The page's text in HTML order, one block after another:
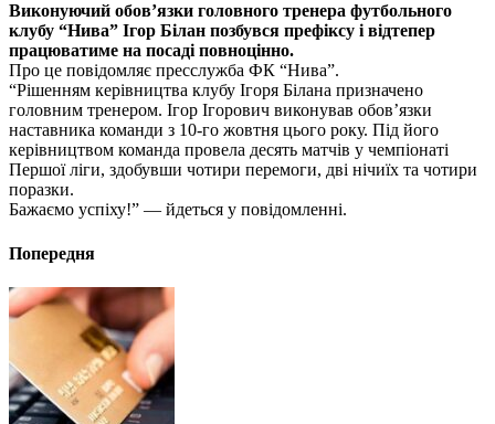
Виконуючий обов’язки головного тренера футбольного
клубу “Нива” Ігор Білан позбувся префіксу і відтепер
працюватиме на посаді повноцінно.
Про це повідомляє пресслужба ФК “Нива”.
“Рішенням керівництва клубу Ігоря Білана призначено
головним тренером. Ігор Ігорович виконував обов’язки
наставника команди з 10-го жовтня цього року. Під його
керівництвом команда провела десять матчів у чемпіонаті
Першої ліги, здобувши чотири перемоги, дві нічиїх та чотири
поразки.
Бажаємо успіху!” — йдеться у повідомленні.
Попередня